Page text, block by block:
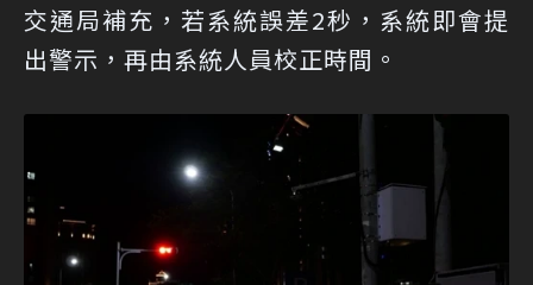
交通局補充，若系統誤差2秒，系統即會提
出警示，再由系統人員校正時間。